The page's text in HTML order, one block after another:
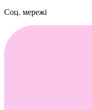
Соц. мережі